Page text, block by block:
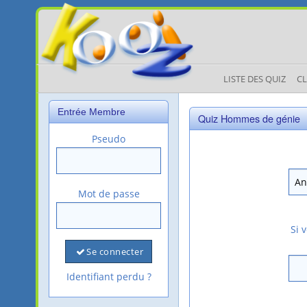
LISTE DES QUIZ
Entrée Membre
Pseudo
Mot de passe
Se connecter
Identifiant perdu ?
Quiz Hommes de génie
Si